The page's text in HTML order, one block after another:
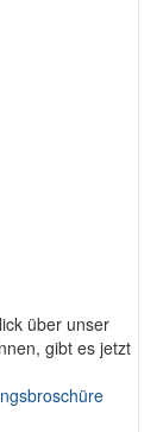
über unser
gibt es jetzt